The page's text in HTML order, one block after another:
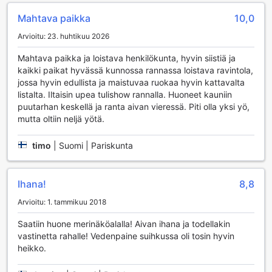
jotka auttavat sinua irrottautumaan arjen kiireistä.
Ammattitaitoiset hierojat tarjoavat erilaisia hoitoja, jotka
virkistävät kehoasi ja mieltäsi. Voit myös viettää aikaa
yhteisessä olohuoneessa tai televisioalueella, jossa voit
katsoa suosikkiohjelmiasi tai elokuviasi muiden vieraiden
kanssa. Kantiang Bay View Resortin viihdemahdollisuudet
luovat täydellisen ympäristön rentoutumiseen ja
hauskanpitoon.
Kantiang Bay View Resortin Urheilumahdollisuudet
Kantiang Bay View Resort tarjoaa upeita
urheilumahdollisuuksia, jotka vievät lomasi aktiivisuudet
uudelle tasolle. Kalastus on yksi suosituimmista
aktiviteeteista, ja täällä voit nauttia rauhallisista hetkistä
kanssa. Vain muutaman askeleen päässä rannasta voit
vuokrata veneen ja lähteä seikkailemaan kauniille vesille,
joissa voit kokea meren rauhoittavan voiman ja ehkäpä
napata saaliiksesi päivän herkkuja.
Resort tarjoaa erinomaiset olosuhteet tutustua värikkäisiin
Mahtava paikka 10,0
Arvioitu: 23. huhtikuu 2026
Mahtava paikka ja loistava henkilökunta, hyvin siistiä ja
kaikki paikat hyvässä kunnossa rannassa loistava ravintola,
jossa hyvin edullista ja maistuvaa ruokaa hyvin kattavalta
listalta. Iltaisin upea tulishow rannalla. Huoneet kauniin
puutarhan keskellä ja ranta aivan vieressä. Piti olla yksi yö,
mutta oltiin neljä yötä.
timo Suomi | Pariskunta
Ihana! 8,8
Arvioitu: 1. tammikuu 2018
Saatiin huone merinäköalalla! Aivan ihana ja todellakin
vastinetta rahalle! Vedenpaine suihkussa oli tosin hyvin
heikko.